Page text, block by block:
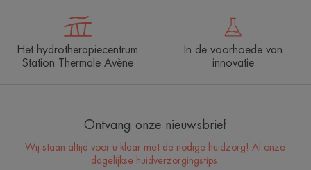
Het hydrotherapiecentrum
Station Thermale Avène
In de voorhoede van
innovatie
Ontvang onze nieuwsbrief
Wij staan altijd voor u klaar met de nodige huidzorg! Al onze
dagelijkse huidverzorgingstips.